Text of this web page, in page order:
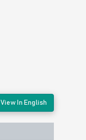
View In English